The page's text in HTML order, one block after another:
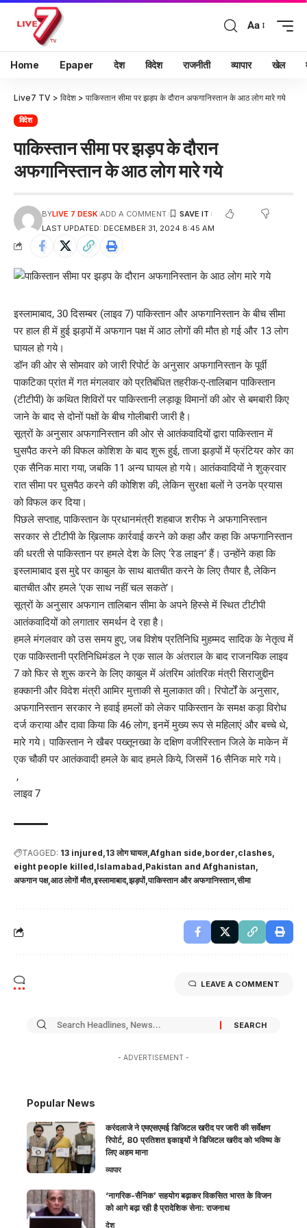
Aa
Home Epaper देश विदेश राजनीती व्यापार खेल
Live7 TV > विदेश > पाकिस्तान सीमा पर झड़प के दौरान अफगानिस्तान के आठ लोग मारे गये
विदेश
पाकिस्तान सीमा पर झड़प के दौरान
अफगानिस्तान के आठ लोग मारे गये
LAST UPDATED: DECEMBER 31, 2024 8:45 AM
BYLIVE 7 DESK ADD A COMMENT
इस्लामाबाद, 30 दिसम्बर (लाइव 7) पाकिस्तान और अफगानिस्तान के बीच सीमा
पर हाल ही में हुई झड़पों में अफगान पक्ष में आठ लोगों की मौत हो गई और 13 लोग
घायल हो गये।
डॉन की ओर से सोमवार को जारी रिपोर्ट के अनुसार अफगानिस्तान के पूर्वी
पाकटिका प्रांत में गत मंगलवार को प्रतिबंधित तहरीक-ए-तालिबान पाकिस्तान
(टीटीपी) के कथित शिविरों पर पाकिस्तानी लड़ाकू विमानों की ओर से बमबारी किए
जाने के बाद से दोनों पक्षों के बीच गोलीबारी जारी है।
सूत्रों के अनुसार अफगानिस्तान की ओर से आतंकवादियों द्वारा पाकिस्तान में
घुसपैठ करने की विफल कोशिश के बाद शुरू हुई, ताजा झड़पों में फ्रंटियर कोर का
एक सैनिक मारा गया, जबकि 11 अन्य घायल हो गये। आतंकवादियों ने शुक्रवार
रात सीमा पर घुसपैठ करने की कोशिश की, लेकिन सुरक्षा बलों ने उनके प्रयास
को विफल कर दिया।
पिछले सप्ताह, पाकिस्तान के प्रधानमंत्री शहबाज शरीफ ने अफगानिस्तान
सरकार से टीटीपी के ख़िलाफ कार्रवाई करने को कहा और कहा कि अफगानिस्तान
की धरती से पाकिस्तान पर हमले देश के लिए ‘रेड लाइन’ हैं। उन्होंने कहा कि
इस्लामाबाद इस मुद्दे पर काबुल के साथ बातचीत करने के लिए तैयार है, लेकिन
बातचीत और हमले ‘एक साथ नहीं चल सकते’।
सूत्रों के अनुसार अफगान तालिबान सीमा के अपने हिस्से में स्थित टीटीपी
आतंकवादियों को लगातार समर्थन दे रहा है।
हमले मंगलवार को उस समय हुए, जब विशेष प्रतिनिधि मुहम्मद सादिक के नेतृत्व में
एक पाकिस्तानी प्रतिनिधिमंडल ने एक साल के अंतराल के बाद राजनयिक लाइव
7 को फिर से शुरू करने के लिए काबुल में अंतरिम आंतरिक मंत्री सिराजुद्दीन
हक्कानी और विदेश मंत्री आमिर मुत्ताकी से मुलाकात की। रिपोर्टों के अनुसार,
अफगानिस्तान सरकार ने हवाई हमलों को लेकर पाकिस्तान के समक्ष कड़ा विरोध
दर्ज कराया और दावा किया कि 46 लोग, इनमें मुख्य रूप से महिलाएं और बच्चे थे,
मारे गये। पाकिस्तान ने खैबर पख्तूनख्वा के दक्षिण वजीरिस्तान जिले के माकेन में
एक चौकी पर आतंकवादी हमले के बाद हमले किये, जिसमें 16 सैनिक मारे गये।
,
लाइव 7
TAGGED: 13 injured 13 लोग घायल Afghan side border clashes
eight people killed Islamabad Pakistan and Afghanistan
अफगान पक्ष आठ लोगों मौत इस्लामाबाद झड़पों पाकिस्तान और अफगानिस्तान सीमा
LEAVE A COMMENT
- ADVERTISEMENT -
Popular News
करंदलाजे ने एमएसएमई डिजिटल खरीद पर जारी की सर्वेक्षण
रिपोर्ट, 80 प्रतिशत इकाइयों ने डिजिटल खरीद को भविष्य के
लिए अहम माना
व्यापार
‘नागरिक-सैनिक’ सहयोग बढ़ाकर विकसित भारत के विजन
को आगे बढ़ा रही है प्रादेशिक सेना: राजनाथ
देश